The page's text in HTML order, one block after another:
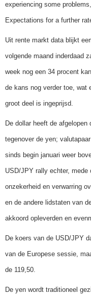
experiencing some
Expectations for a further
Uit rente markt data blijkt
volgende maand inderdaad
week nog een 34 procent
de kans nog verder toe, wat
groot deel is ingeprijsd.
De dollar heeft de afgelopen
tegenover de yen;
sinds begin januari weer
USD/JPY rally echter, mede
onzekerheid en verwarring
en de andere lidstaten van
akkoord opleverden en
De koers van de USD/JPY
van de Europese sessie,
de 119,50.
De yen wordt traditioneel